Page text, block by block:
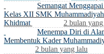
Semangat
Kelas XII SMK
Khidmat
2 bulan
Menempa Diri di
Membentuk Kader
2 bulan yang lalu